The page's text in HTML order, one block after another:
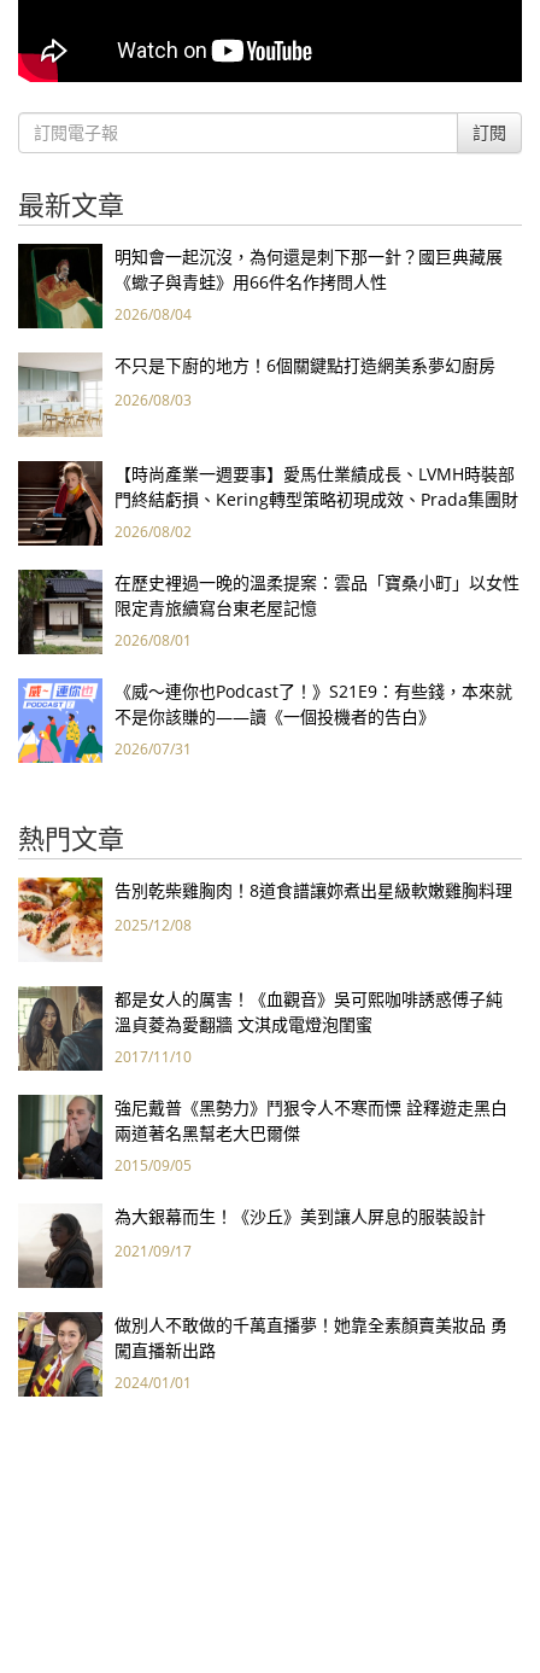
訂閱
最新文章
明知會一起沉沒，為何還是刺下那一針？國巨典藏展
《蠍子與青蛙》用66件名作拷問人性
2026/08/04
不只是下廚的地方！6個關鍵點打造網美系夢幻廚房
2026/08/03
【時尚產業一週要事】愛馬仕業績成長、LVMH時裝部
門終結虧損、Kering轉型策略初現成效、Prada集團財
報亮眼
2026/08/02
在歷史裡過一晚的溫柔提案：雲品「寶桑小町」以女性
限定青旅續寫台東老屋記憶
2026/08/01
《威～連你也Podcast了！》S21E9：有些錢，本來就
不是你該賺的——讀《一個投機者的告白》
2026/07/31
熱門文章
告別乾柴雞胸肉！8道食譜讓妳煮出星級軟嫩雞胸料理
2025/12/08
都是女人的厲害！《血觀音》吳可熙咖啡誘惑傅子純
溫貞菱為愛翻牆 文淇成電燈泡閨蜜
2017/11/10
強尼戴普《黑勢力》鬥狠令人不寒而慄 詮釋遊走黑白
兩道著名黑幫老大巴爾傑
2015/09/05
為大銀幕而生！《沙丘》美到讓人屏息的服裝設計
2021/09/17
做別人不敢做的千萬直播夢！她靠全素顏賣美妝品 勇
闖直播新出路
2024/01/01